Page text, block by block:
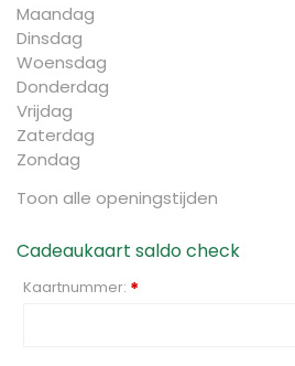
Maandag
Dinsdag
Woensdag
Donderdag
Vrijdag
Zaterdag
Zondag
Toon alle openingstijden
Cadeaukaart saldo check
Kaartnummer: *